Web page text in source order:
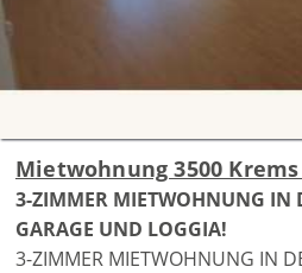
Mietwohnung 3500
3-ZIMMER MIETWOHNUNG IN
GARAGE UND LOGGIA!
3-ZIMMER MIETWOHNUNG IN